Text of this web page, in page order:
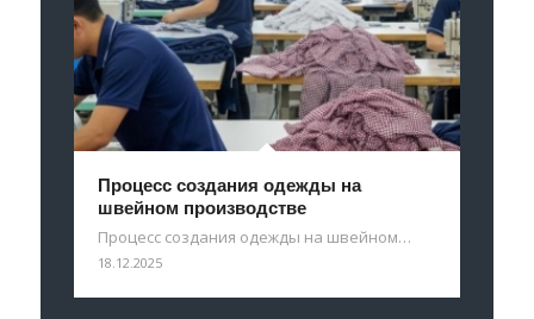
Процесс создания одежды на
швейном производстве
Процесс создания одежды на швейном…
18.12.2025